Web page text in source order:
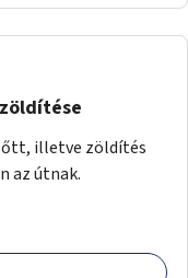
illetve zöldítés
az útnak.